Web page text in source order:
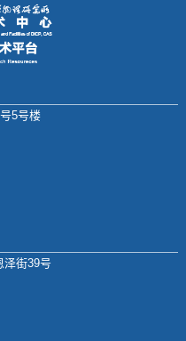
5号楼
泽街39号